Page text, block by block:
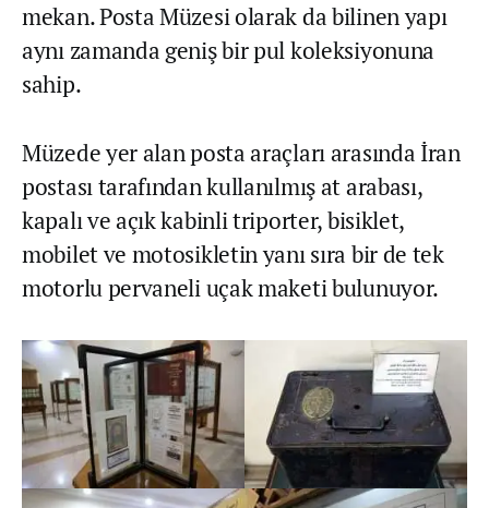
mekan. Posta Müzesi olarak da bilinen yapı
aynı zamanda geniş bir pul koleksiyonuna
sahip.
Müzede yer alan posta araçları arasında İran
postası tarafından kullanılmış at arabası,
kapalı ve açık kabinli triporter, bisiklet,
mobilet ve motosikletin yanı sıra bir de tek
motorlu pervaneli uçak maketi bulunuyor.